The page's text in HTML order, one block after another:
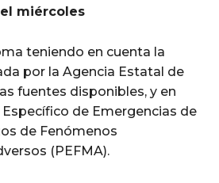
miércoles
teniendo en cuenta la
por la Agencia Estatal de
fuentes disponibles, y en
de Emergencias de
de Fenómenos
(PEFMA).